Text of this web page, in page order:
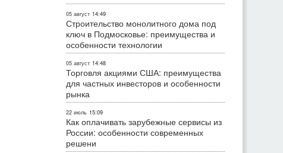
05 август 14:49
Строительство монолитного дома под
ключ в Подмосковье: преимущества и
особенности технологии
05 август 14:48
Торговля акциями США: преимущества
для частных инвесторов и особенности
рынка
22 июль 15:09
Как оплачивать зарубежные сервисы из
России: особенности современных
решени